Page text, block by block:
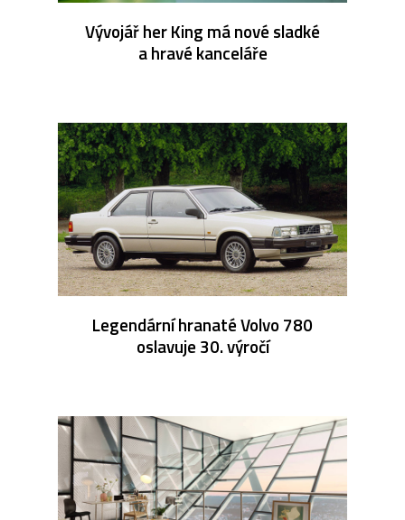
Vývojář her King má nové sladké
a hravé kanceláře
Legendární hranaté Volvo 780
oslavuje 30. výročí